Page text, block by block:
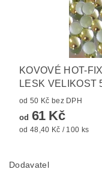
KOVOVÉ HOT-
LESK VELIKOST
od 50 Kč bez DPH
od 61 Kč
od 48,40 Kč / 100 ks
Dodavatel